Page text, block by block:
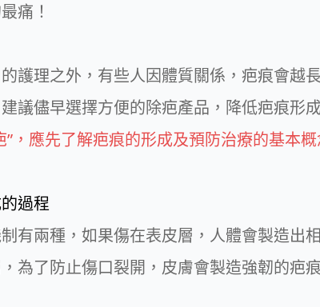
痛！
護理之外，有些人因體質關係，疤痕會越
議儘早選擇方便的除疤產品，降低疤痕形
”，應先了解疤痕的形成及預防治療的基本概
過程
有兩種，如果傷在表皮層，人體會製造出
為了防止傷口裂開，皮膚會製造強韌的疤